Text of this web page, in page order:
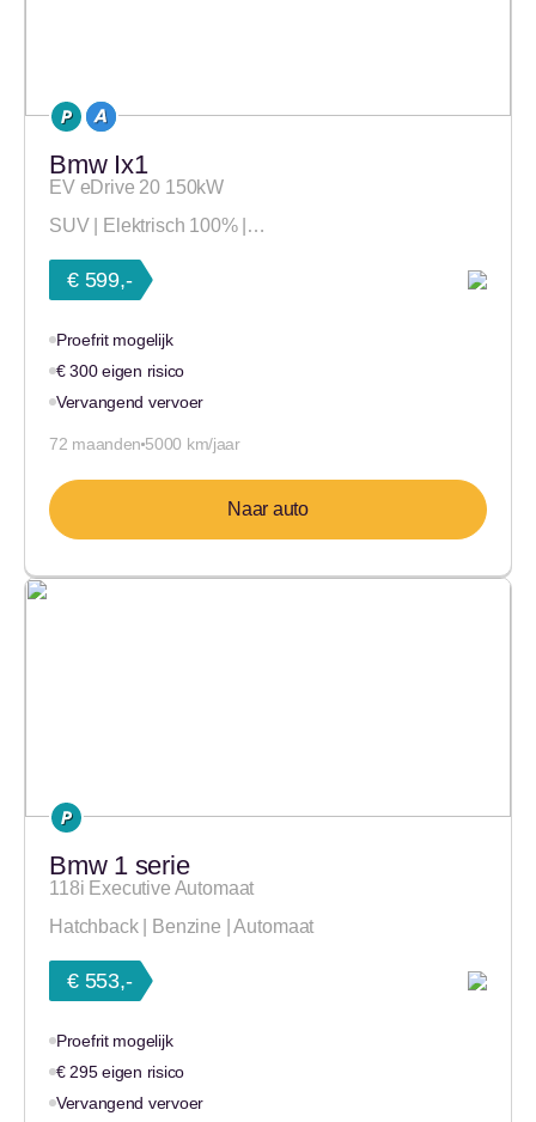
Bmw Ix1
EV eDrive 20 150kW
SUV | Elektrisch 100% |…
€ 599,-
Proefrit mogelijk
€ 300 eigen risico
Vervangend vervoer
72 maanden 5000 km/jaar
Naar auto
Bmw 1 serie
118i Executive Automaat
Hatchback | Benzine | Automaat
€ 553,-
Proefrit mogelijk
€ 295 eigen risico
Vervangend vervoer